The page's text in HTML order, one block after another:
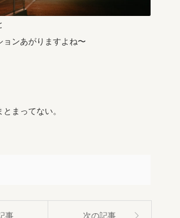
ョンあがりますよね〜
まってない。
事 次の記事